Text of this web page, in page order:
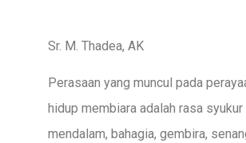
Sr. M. Thadea, AK
Perasaan yang muncul pada
hidup membiara adalah rasa syukur
mendalam, bahagia, gembira,